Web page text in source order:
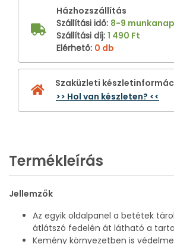
Házhozszállítás
Szállítási idő: 8-9 munkanap
Szállítási díj: 1 490 Ft
Elérhető: 0 db
Szaküzleti
>> Hol van készleten? <<
Termékleírás
Jellemzők
Az egyik oldalpanel a betétek
átlátszó fedelén át látható a
Kemény környezetben is